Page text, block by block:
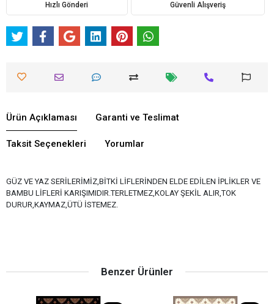
Hızlı Gönderi Güvenli Alışveriş
Ürün Açıklaması Garanti ve Teslimat
Taksit Seçenekleri Yorumlar
GÜZ VE YAZ SERİLERİMİZ,BİTKİ LİFLERİNDEN ELDE EDİLEN İPLİKLER VE
BAMBU LİFLERİ KARIŞIMIDIR.TERLETMEZ,KOLAY ŞEKİL ALIR,TOK
DURUR,KAYMAZ,ÜTÜ İSTEMEZ.
Benzer Ürünler